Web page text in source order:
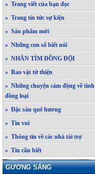
» Trang viết của bạn đọc
» Trang tin tức sự kiện
» Sản phẩm mới
» Những con số biết nói
» NHẮN TÌM ĐỒNG ĐỘI
» Rao vặt từ thiện
» Những chuyện cảm động về tình
đồng loại
» Đặc sản quê hương
» Tin vui
» Thông tin về các nhà tài trợ
» Tin cần biết
GƯƠNG SÁNG